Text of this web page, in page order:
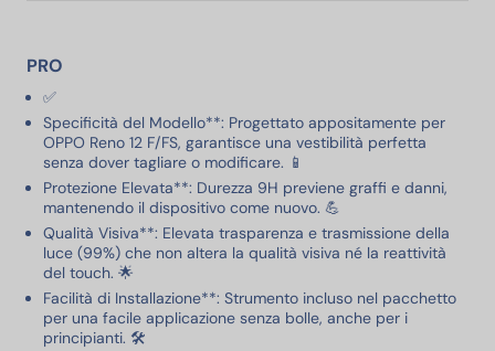
PRO
✅
Specificità del Modello**: Progettato appositamente per
OPPO Reno 12 F/FS, garantisce una vestibilità perfetta
senza dover tagliare o modificare. 📱
Protezione Elevata**: Durezza 9H previene graffi e danni,
mantenendo il dispositivo come nuovo. 💪
Qualità Visiva**: Elevata trasparenza e trasmissione della
luce (99%) che non altera la qualità visiva né la reattività
del touch. 🌟
Facilità di Installazione**: Strumento incluso nel pacchetto
per una facile applicazione senza bolle, anche per i
principianti. 🛠️